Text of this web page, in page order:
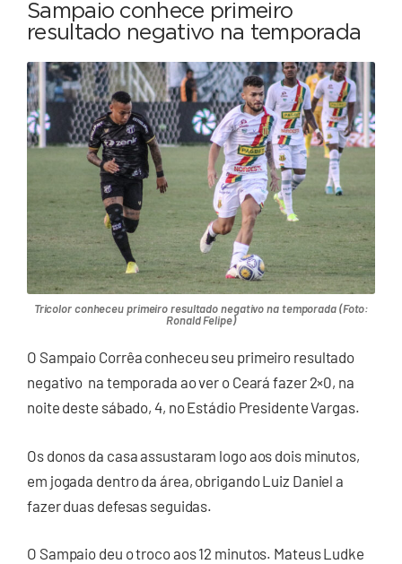
Sampaio conhece primeiro
resultado negativo na temporada
Tricolor conheceu primeiro resultado negativo na temporada (Foto:
Ronald Felipe)
O Sampaio Corrêa conheceu seu primeiro resultado
negativo na temporada ao ver o Ceará fazer 2×0, na
noite deste sábado, 4, no Estádio Presidente Vargas.
Os donos da casa assustaram logo aos dois minutos,
em jogada dentro da área, obrigando Luiz Daniel a
fazer duas defesas seguidas.
O Sampaio deu o troco aos 12 minutos. Mateus Ludke